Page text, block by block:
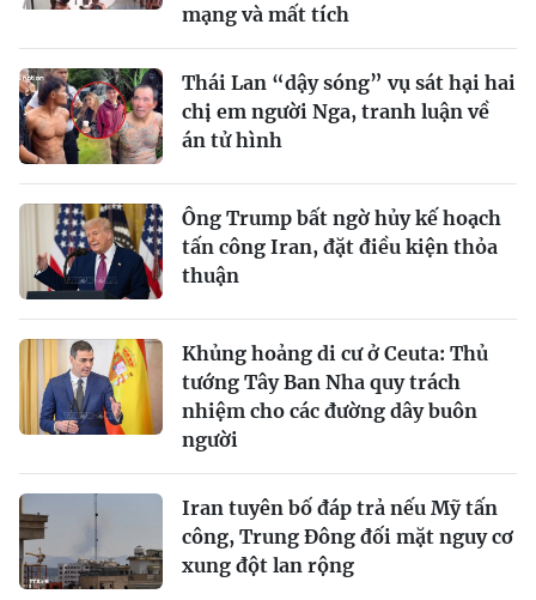
mạng và mất tích
Thái Lan “dậy sóng” vụ sát hại hai
chị em người Nga, tranh luận về
án tử hình
Ông Trump bất ngờ hủy kế hoạch
tấn công Iran, đặt điều kiện thỏa
thuận
Khủng hoảng di cư ở Ceuta: Thủ
tướng Tây Ban Nha quy trách
nhiệm cho các đường dây buôn
người
Iran tuyên bố đáp trả nếu Mỹ tấn
công, Trung Đông đối mặt nguy cơ
xung đột lan rộng